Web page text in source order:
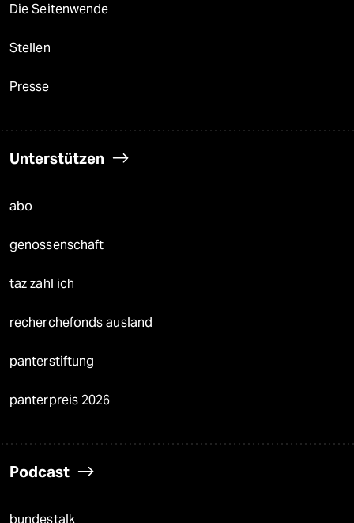
Die Seitenwende
Stellen
Presse
Unterstützen
abo
genossenschaft
taz zahl ich
recherchefonds ausland
panterstiftung
panterpreis 2026
Podcast
bundestalk